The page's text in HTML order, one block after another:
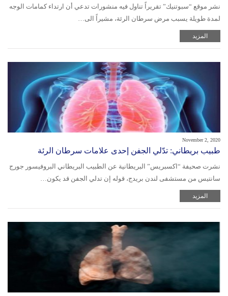
نشر موقع “سبوتنيك” تقريراً تناول فيه منشورات تدعي أن ارتداء كمامات الوجه
لمدة طويلة يسبب مرض سرطان الرئة، مشيراً الى…
المزيد
November 2, 2020
طبيب بريطاني: تدّلي الجفن إحدى علامات سرطان الرئة
نشرت صحيفة “اكسبريس” البريطانية عن الطبيب البريطاني البروفيسور جورج
سانتيس من مستشفى لندن بريدج، قوله إن تدلي الجفن قد يكون…
المزيد